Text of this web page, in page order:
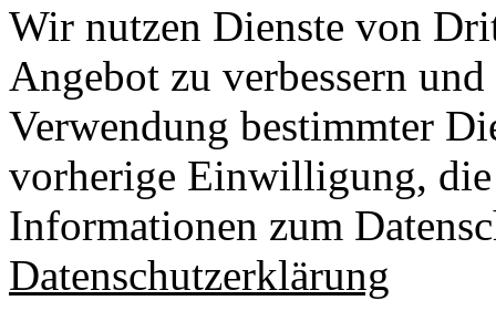
Wir nutzen Dienste von
Angebot zu verbessern
Verwendung bestimmter
vorherige Einwilligung,
Informationen zum
Datenschutzerklärung